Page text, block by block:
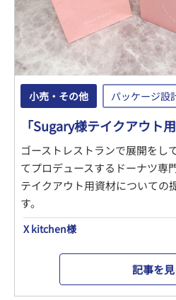
小売・その他 パッケージ設
「Sugary様テイクアウト
ゴーストレストランで展開をし
てプロデュースするドーナツ専
テイクアウト用資材についての
す。
X kitchen様
記事を